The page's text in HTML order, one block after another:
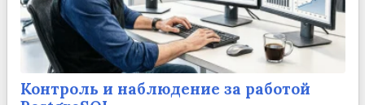
Контроль и наблюдение за работой